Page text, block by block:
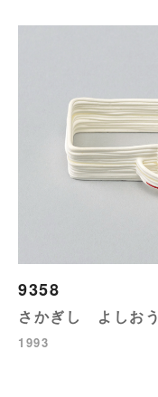
9358
さかぎし よしおう
1993